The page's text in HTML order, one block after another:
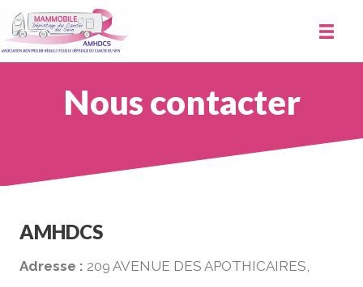
Nous contacter
AMHDCS
Adresse : 209 AVENUE DES APOTHICAIRES,